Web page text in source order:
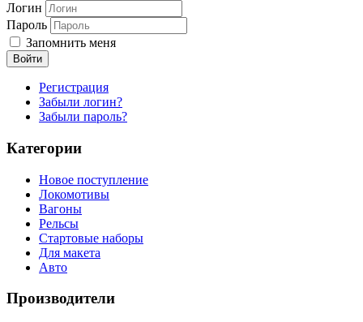
Логин
Пароль
Запомнить меня
Войти
Регистрация
Забыли логин?
Забыли пароль?
Категории
Новое поступление
Локомотивы
Вагоны
Рельсы
Стартовые наборы
Для макета
Авто
Производители